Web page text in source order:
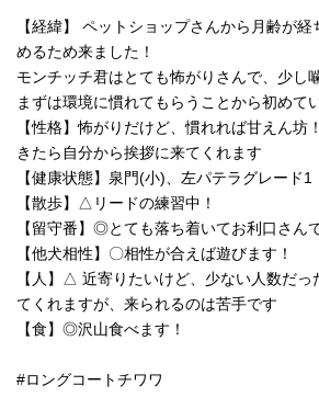
【経緯】 ペットショップさんから月齢が
めるため来ました！
モンチッチ君はとても怖がりさんで、少し
まずは環境に慣れてもらうことから初めて
【性格】怖がりだけど、慣れれば甘えん坊
きたら自分から挨拶に来てくれます
【健康状態】泉門(小)、左パテラグレード1
【散歩】△リードの練習中！
【留守番】◎とても落ち着いてお利口さん
【他犬相性】〇相性が合えば遊びます！
【人】△ 近寄りたいけど、少ない人数だっ
てくれますが、来られるのは苦手です
【食】◎沢山食べます！
#ロングコートチワワ